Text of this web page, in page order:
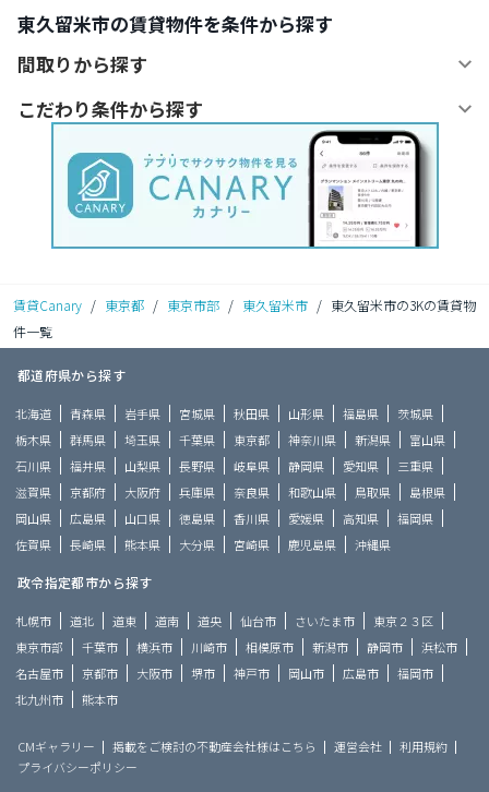
東久留米市の賃貸物件を条件から探す
間取りから探す
こだわり条件から探す
賃貸Canary / 東京都 / 東京市部 / 東久留米市 / 東久留米市の3Kの賃貸物
件一覧
都道府県から探す
北海道 青森県 岩手県 宮城県 秋田県 山形県 福島県
茨城県
栃木県
群馬県 埼玉県 千葉県 東京都 神奈川県 新潟県
富山県
石川県
福井県 山梨県 長野県 岐阜県 静岡県 愛知県
三重県
滋賀県
京都府 大阪府 兵庫県 奈良県 和歌山県 鳥取県
島根県
岡山県
広島県 山口県 徳島県 香川県 愛媛県 高知県
福岡県
佐賀県
長崎県 熊本県 大分県 宮崎県 鹿児島県 沖縄県
政令指定都市から探す
札幌市 道北 道東 道南 道央 仙台市 さいたま市
東京２３区
東京市部
千葉市 横浜市 川崎市 相模原市 新潟市 静岡市
浜松市
名古屋市
京都市 大阪市 堺市 神戸市 岡山市 広島市
福岡市
北九州市
熊本市
CMギャラリー 掲載をご検討の不動産会社様はこちら 運営会社
利用規約
プライバシーポリシー